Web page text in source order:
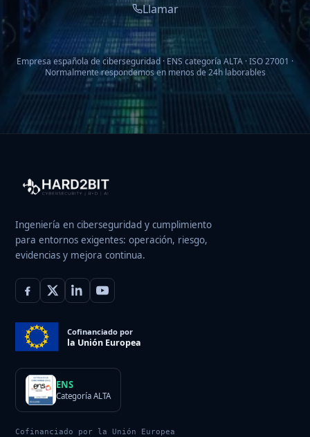
Llamar
Empresa española de ciberseguridad · ENS categoría ALTA · ISO 27001 ·
Normalmente respondemos en menos de 24h laborables
Ingeniería en ciberseguridad y cumplimiento
para entornos exigentes: operación, riesgo,
evidencias y mejora continua.
Cofinanciado por
la Unión Europea
ENS
Categoría ALTA
Cofinanciado por la Unión Europea